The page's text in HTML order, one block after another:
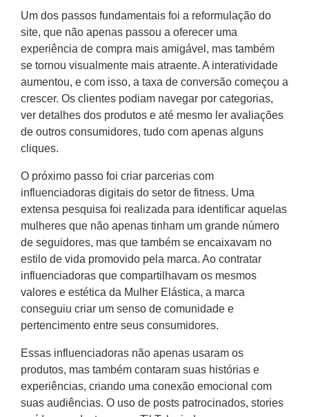
Um dos passos fundamentais foi a reformulação do
site, que não apenas passou a oferecer uma
experiência de compra mais amigável, mas também
se tornou visualmente mais atraente. A interatividade
aumentou, e com isso, a taxa de conversão começou a
crescer. Os clientes podiam navegar por categorias,
ver detalhes dos produtos e até mesmo ler avaliações
de outros consumidores, tudo com apenas alguns
cliques.
O próximo passo foi criar parcerias com
influenciadoras digitais do setor de fitness. Uma
extensa pesquisa foi realizada para identificar aquelas
mulheres que não apenas tinham um grande número
de seguidores, mas que também se encaixavam no
estilo de vida promovido pela marca. Ao contratar
influenciadoras que compartilhavam os mesmos
valores e estética da Mulher Elástica, a marca
conseguiu criar um senso de comunidade e
pertencimento entre seus consumidores.
Essas influenciadoras não apenas usaram os
produtos, mas também contaram suas histórias e
experiências, criando uma conexão emocional com
suas audiências. O uso de posts patrocinados, stories